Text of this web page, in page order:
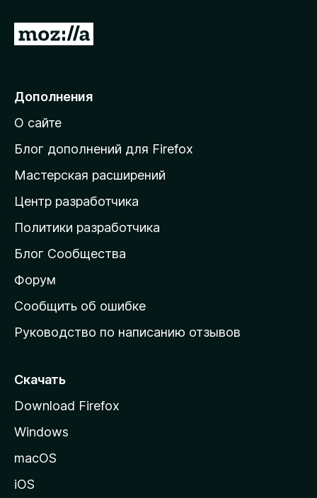
П
е
й
т
и
а
д
о
а
ш
н
ю
т
а
н
у
Дополнения
О сайте
Блог дополнений для Firefox
Мастерская расширений
Центр разработчика
Политики разработчика
Блог Сообщества
Форум
Сообщить об ошибке
Руководство по написанию отзывов
Скачать
Download Firefox
Windows
macOS
iOS